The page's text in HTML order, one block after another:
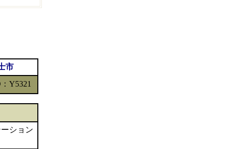
市
Y5321
ション